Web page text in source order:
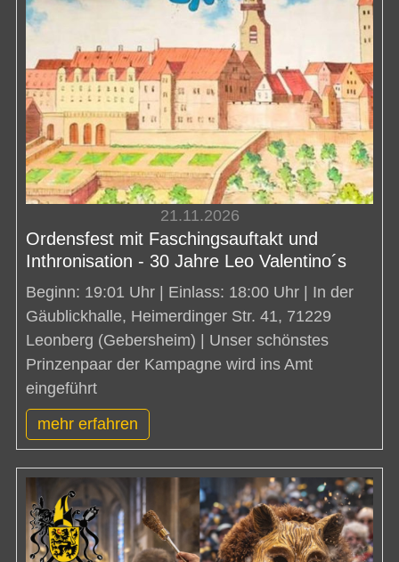
21.11.2026
Ordensfest mit Faschingsauftakt und
Inthronisation - 30 Jahre Leo Valentino´s
Beginn: 19:01 Uhr | Einlass: 18:00 Uhr | In der
Gäublickhalle, Heimerdinger Str. 41, 71229
Leonberg (Gebersheim) | Unser schönstes
Prinzenpaar der Kampagne wird ins Amt
eingeführt
mehr erfahren